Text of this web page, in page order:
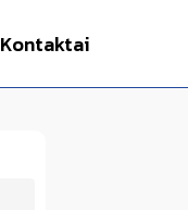
Kontaktai